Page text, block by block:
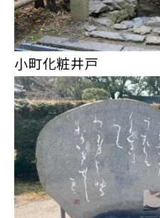
小町化粧井戸